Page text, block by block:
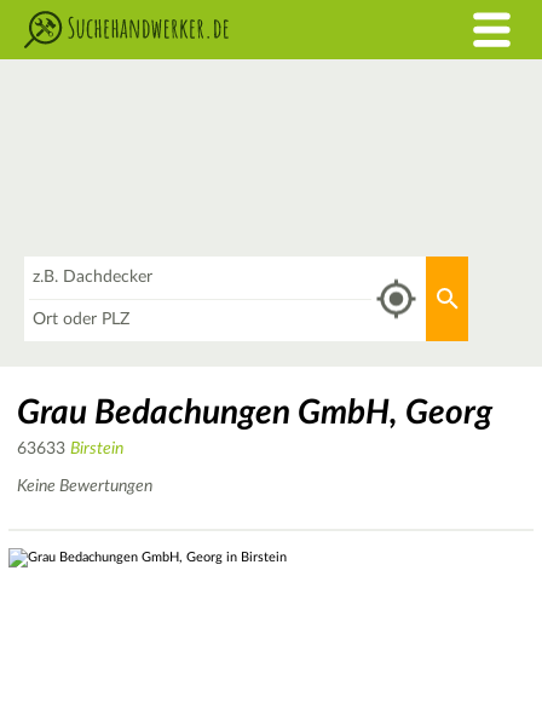
Grau Bedachungen GmbH, Georg
63633 Birstein
Keine Bewertungen